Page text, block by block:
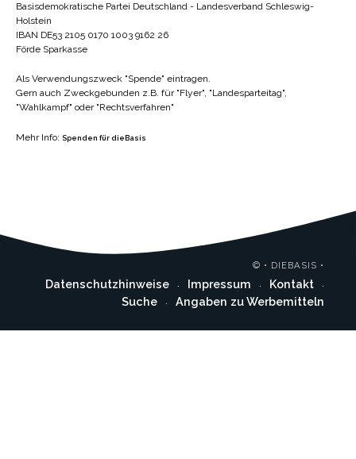
Basisdemokratische Partei Deutschland - Landesverband Schleswig-
Holstein
IBAN DE53 2105 0170 1003 9162 26
Förde Sparkasse
Als Verwendungszweck "Spende" eintragen.
Gern auch Zweckgebunden z.B. für "Flyer", "Landesparteitag",
"Wahlkampf" oder "Rechtsverfahren"
Mehr Info: Spenden für dieBasis
© • DIEBASIS •
Datenschutzhinweise Impressum
Kontakt
Suche
Angaben zu Werbemitteln